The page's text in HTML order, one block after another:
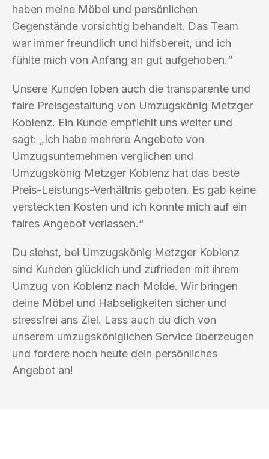
haben meine Möbel und persönlichen
Gegenstände vorsichtig behandelt. Das Team
war immer freundlich und hilfsbereit, und ich
fühlte mich von Anfang an gut aufgehoben.“
Unsere Kunden loben auch die transparente und
faire Preisgestaltung von Umzugskönig Metzger
Koblenz. Ein Kunde empfiehlt uns weiter und
sagt: „Ich habe mehrere Angebote von
Umzugsunternehmen verglichen und
Umzugskönig Metzger Koblenz hat das beste
Preis-Leistungs-Verhältnis geboten. Es gab keine
versteckten Kosten und ich konnte mich auf ein
faires Angebot verlassen.“
Du siehst, bei Umzugskönig Metzger Koblenz
sind Kunden glücklich und zufrieden mit ihrem
Umzug von Koblenz nach Molde. Wir bringen
deine Möbel und Habseligkeiten sicher und
stressfrei ans Ziel. Lass auch du dich von
unserem umzugsköniglichen Service überzeugen
und fordere noch heute dein persönliches
Angebot an!